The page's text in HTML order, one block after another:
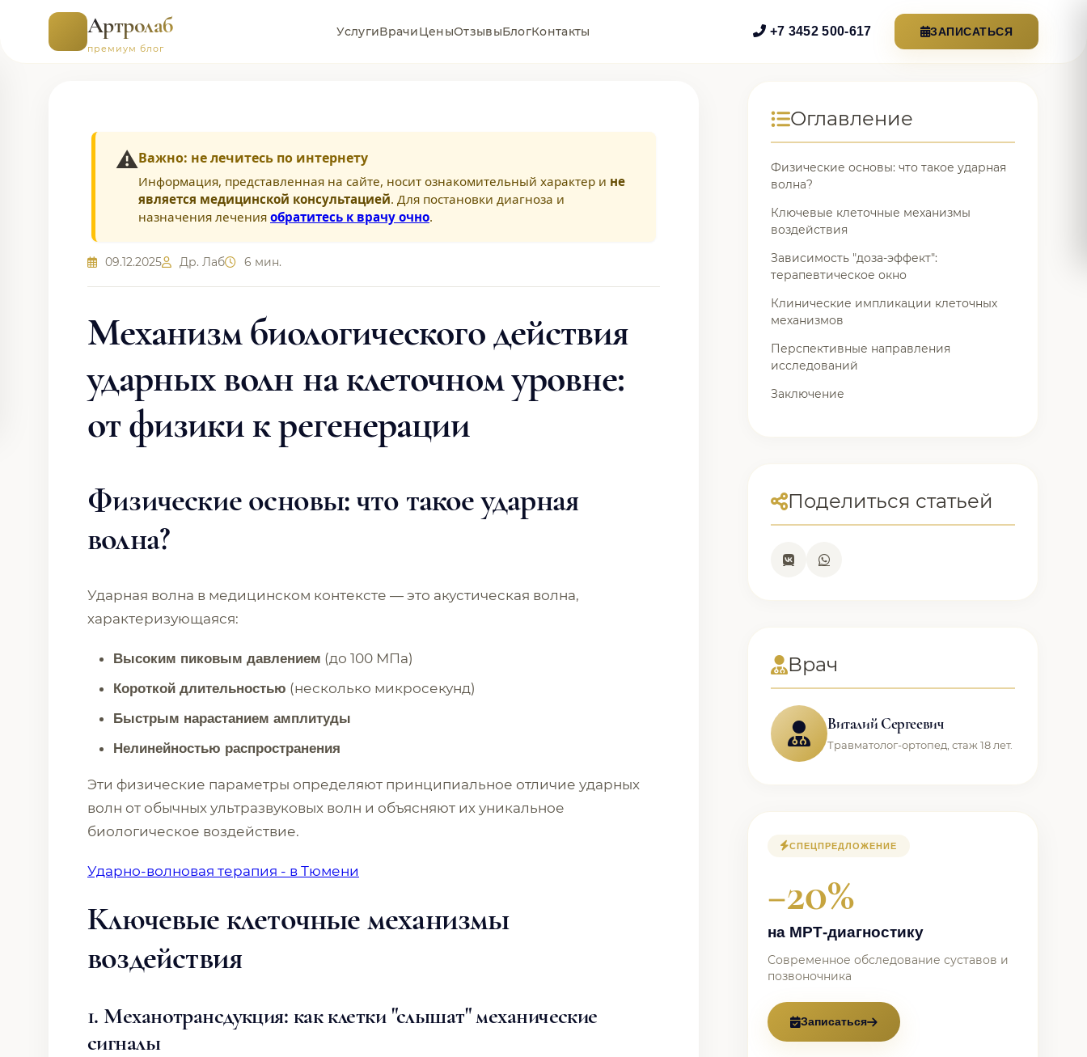
Артролаб
премиум блог
УслугиВрачиЦеныОтзывыБлогКонтакты +7 3452 500-617 ЗАПИСАТЬСЯ
⚠️Важно: не лечитесь по интернету
Информация, представленная на сайте, носит ознакомительный характер и не
является медицинской консультацией. Для постановки диагноза и
назначения лечения обратитесь к врачу очно.
09.12.2025 Др. Лаб 6 мин.
Механизм биологического действия
ударных волн на клеточном уровне:
от физики к регенерации
Физические основы: что такое ударная
волна?
Ударная волна в медицинском контексте — это акустическая волна,
характеризующаяся:
Высоким пиковым давлением (до 100 МПа)
Короткой длительностью (несколько микросекунд)
Быстрым нарастанием амплитуды
Нелинейностью распространения
Эти физические параметры определяют принципиальное отличие ударных
волн от обычных ультразвуковых волн и объясняют их уникальное
биологическое воздействие.
Ударно-волновая терапия - в Тюмени
Ключевые клеточные механизмы
воздействия
1. Механотрансдукция: как клетки "слышат" механические
сигналы
Оглавление
Физические основы: что такое ударная
волна?
Ключевые клеточные механизмы
воздействия
Зависимость "доза-эффект":
терапевтическое окно
Клинические импликации клеточных
механизмов
Перспективные направления
исследований
Заключение
Поделиться статьей
Врач
Виталий Сергеевич
Травматолог-ортопед, стаж 18 лет.
СПЕЦПРЕДЛОЖЕНИЕ
−20%
на МРТ-диагностику
Современное обследование суставов и
позвоночника
Записаться